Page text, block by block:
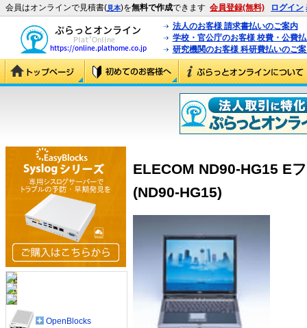
会員はオンラインで見積書(見本)を無料で作成できます 会員登録(無料) ログイン
法人のお客様 請求書払いのご案内
学校・官公庁のお客様 校費・公費
研究機関のお客様 科研費払いのご
ELECOM ND90-HG15 E
(ND90-HG15)
OpenBlocks